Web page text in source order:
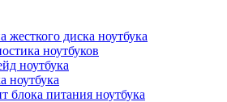
жесткого диска ноутбука
ноутбуков
ноутбука
ноутбука
блока питания ноутбука